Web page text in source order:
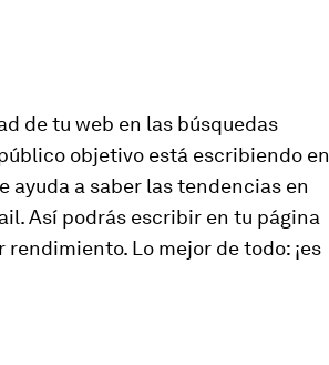
de tu web en las búsquedas
objetivo está escribiendo en
ayuda a saber las tendencias en
Así podrás escribir en tu página
Lo mejor de todo: ¡es